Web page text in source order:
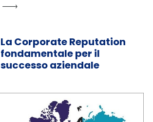
La Corporate Reputation
fondamentale per il
successo aziendale